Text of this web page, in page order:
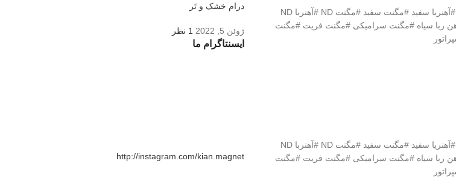
#آهن ربا #آهنربا #مگنت # نئودیمیوم #نیودیمیوم #مگنت نئودیمیوم #آهنربا نئودیمیوم #آهن ربا نئودیمیوم #آهنریا سفید #مگنت سفید #مگنت ND #آهنربا ND
ربا سیاه #مگنت سرامیکی #مگنت فریت #مگنت
#آهن ربا #آهنربا #مگنت # نئودیمیوم #نیودیمیوم #مگنت نئودیمیوم #آهنربا نئودیمیوم #آهن ربا نئودیمیوم #آهنریا سفید #مگنت سفید #مگنت ND #آهنربا ND
ربا سیاه #مگنت سرامیکی #مگنت فریت #مگنت
درام خشک و تَر
ژوئن 5, 2022 1 نظر
ایسنتاگرام ما
http://instagram.com/kian.magnet